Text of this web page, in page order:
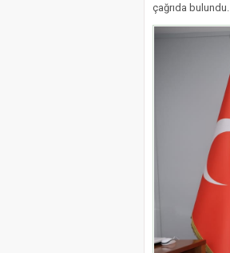
çağrıda bulundu.